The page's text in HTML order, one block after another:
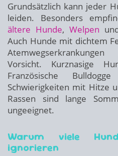
Grundsätzlich kann jeder
leiden. Besonders
ältere Hunde, Welpen
Auch Hunde mit dichtem
Vorsicht. Kurznasige
Französische
Schwierigkeiten mit Hitze
Rassen sind lange
ungeeignet.
Warum viele
ignorieren